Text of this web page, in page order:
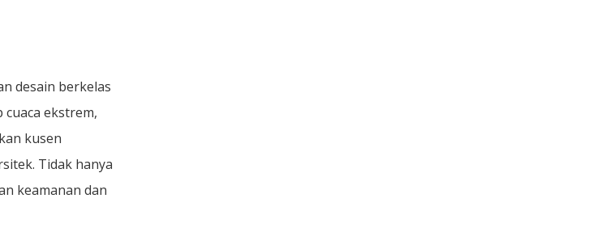
desain berkelas
ekstrem,
kusen
Tidak hanya
keamanan dan